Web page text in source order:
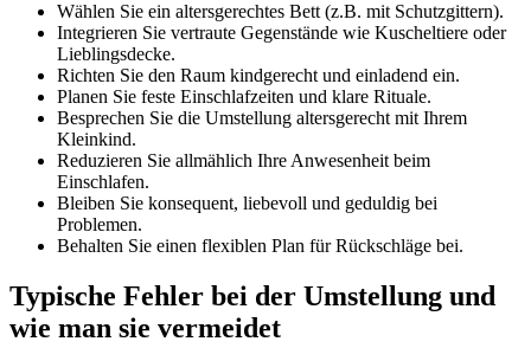
Wählen Sie ein altersgerechtes Bett (z.B. mit Schutzgittern).
Integrieren Sie vertraute Gegenstände wie Kuscheltiere oder
Lieblingsdecke.
Richten Sie den Raum kindgerecht und einladend ein.
Planen Sie feste Einschlafzeiten und klare Rituale.
Besprechen Sie die Umstellung altersgerecht mit Ihrem
Kleinkind.
Reduzieren Sie allmählich Ihre Anwesenheit beim
Einschlafen.
Bleiben Sie konsequent, liebevoll und geduldig bei
Problemen.
Behalten Sie einen flexiblen Plan für Rückschläge bei.
Typische Fehler bei der Umstellung und
wie man sie vermeidet